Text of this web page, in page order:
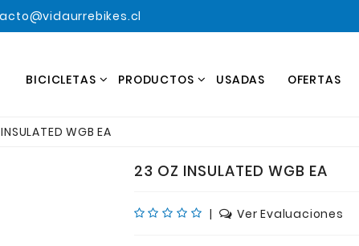
BICICLETAS PRODUCTOS USADAS OFERTAS
WGB EA
23 OZ INSULATED WGB EA
| Ver Evaluaciones